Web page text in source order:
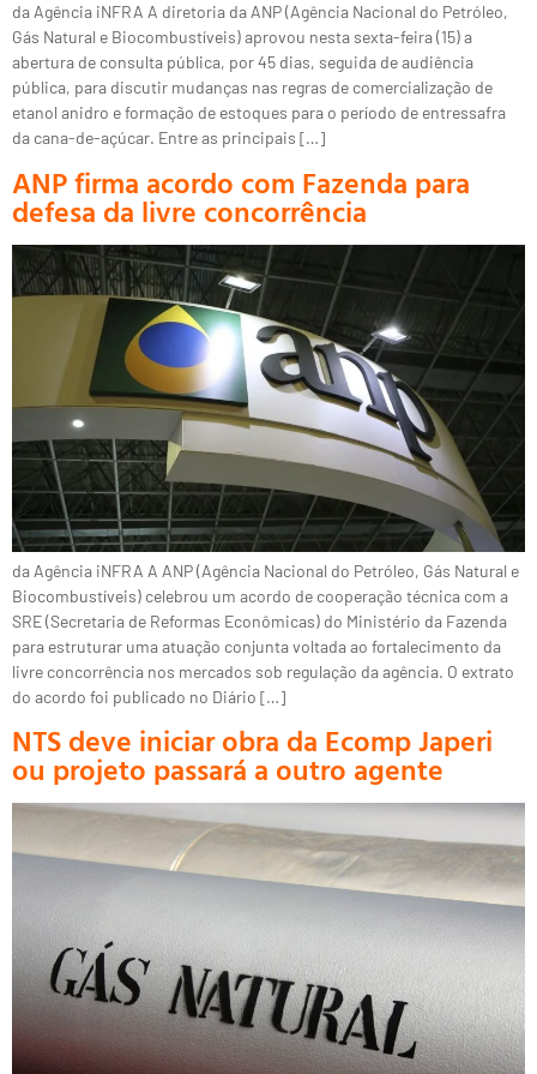
da Agência iNFRA A diretoria da ANP (Agência Nacional do Petróleo,
Gás Natural e Biocombustíveis) aprovou nesta sexta-feira (15) a
abertura de consulta pública, por 45 dias, seguida de audiência
pública, para discutir mudanças nas regras de comercialização de
etanol anidro e formação de estoques para o período de entressafra
da cana-de-açúcar. Entre as principais […]
ANP firma acordo com Fazenda para
defesa da livre concorrência
da Agência iNFRA A ANP (Agência Nacional do Petróleo, Gás Natural e
Biocombustíveis) celebrou um acordo de cooperação técnica com a
SRE (Secretaria de Reformas Econômicas) do Ministério da Fazenda
para estruturar uma atuação conjunta voltada ao fortalecimento da
livre concorrência nos mercados sob regulação da agência. O extrato
do acordo foi publicado no Diário […]
NTS deve iniciar obra da Ecomp Japeri
ou projeto passará a outro agente